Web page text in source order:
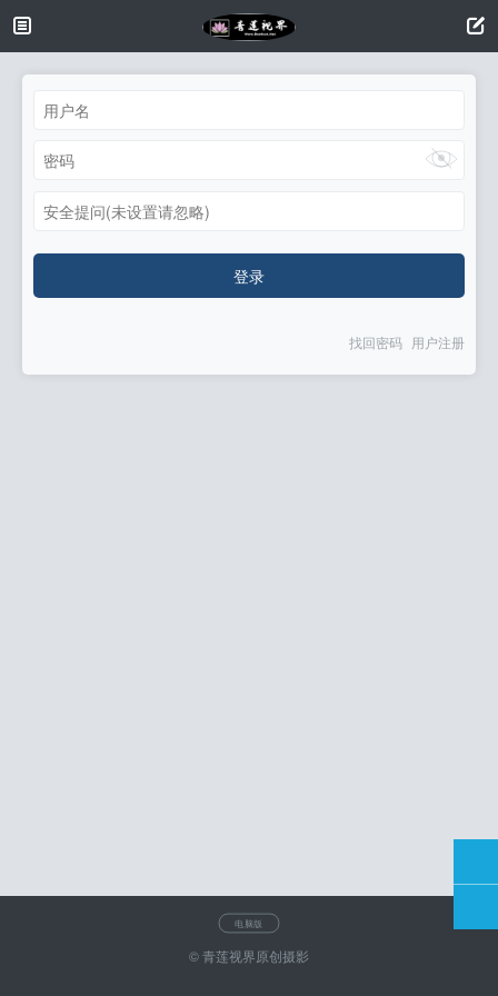
安全提问(未设置请忽略)
登录
找回密码 用户注册
电脑版
© 青莲视界原创摄影